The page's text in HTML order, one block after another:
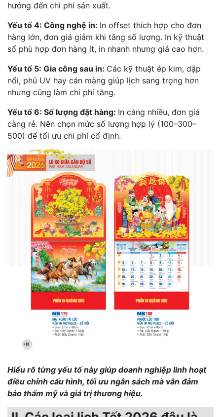
hưởng đến chi phí sản xuất.
Yếu tố 4: Công nghệ in: In offset thích hợp cho đơn
hàng lớn, đơn giá giảm khi tăng số lượng. In kỹ thuật
số phù hợp đơn hàng ít, in nhanh nhưng giá cao hơn.
Yếu tố 5: Gia công sau in: Các kỹ thuật ép kim, dập
nổi, phủ UV hay cán màng giúp lịch sang trọng hơn
nhưng cũng làm chi phí tăng.
Yếu tố 6: Số lượng đặt hàng: In càng nhiều, đơn giá
càng rẻ. Nên chọn mức số lượng hợp lý (100–300–
500) để tối ưu chi phí cố định.
Hiểu rõ từng yếu tố này giúp doanh nghiệp linh hoạt
điều chỉnh cấu hình, tối ưu ngân sách mà vẫn đảm
bảo thẩm mỹ và giá trị thương hiệu.